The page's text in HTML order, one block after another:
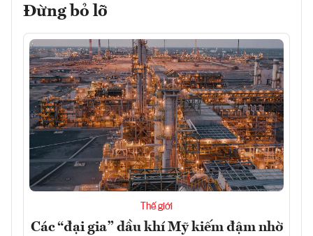
Đừng bỏ lỡ
Thế giới
Các “đại gia” dầu khí Mỹ kiếm đậm nhờ